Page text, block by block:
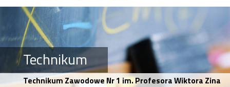
Technikum
Technikum Zawodowe Nr 1 im. Profesora Wiktora Zina